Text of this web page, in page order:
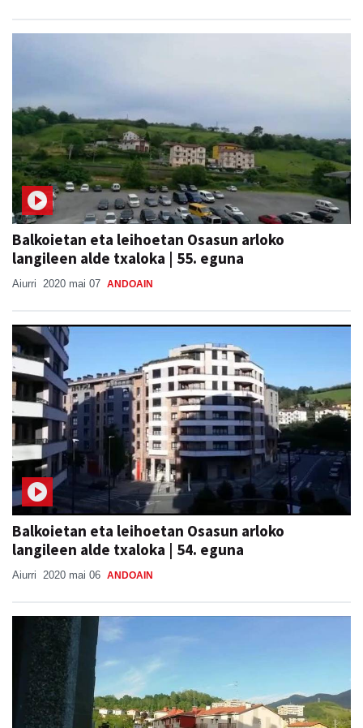
Balkoietan eta leihoetan Osasun arloko
langileen alde txaloka | 55. eguna
Aiurri 2020 mai 07 ANDOAIN
Balkoietan eta leihoetan Osasun arloko
langileen alde txaloka | 54. eguna
Aiurri 2020 mai 06 ANDOAIN